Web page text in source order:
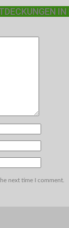
IN
next time I comment.